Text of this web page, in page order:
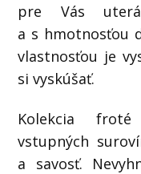
pre Vás
a s hmotnosťou
vlastnosťou je
si vyskúšať.
Kolekcia
vstupných
a savosť.